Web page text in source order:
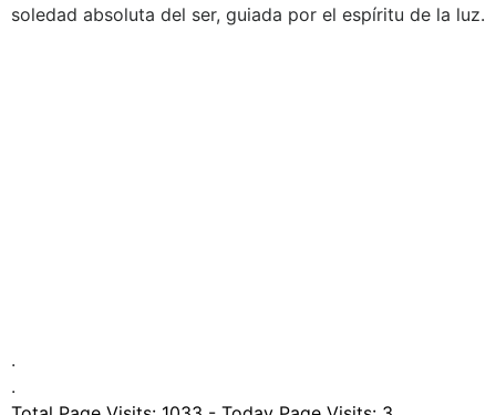
soledad absoluta del ser, guiada por el espíritu de la luz.
.
.